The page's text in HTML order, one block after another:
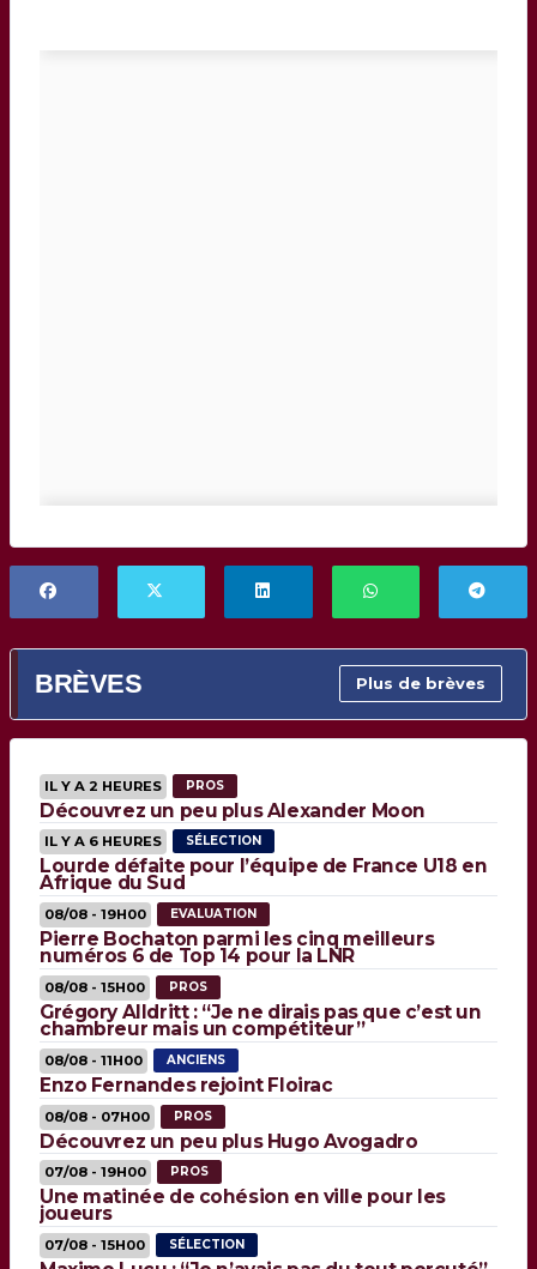
BRÈVES Plus de brèves
IL Y A 2 HEURES PROS
Découvrez un peu plus Alexander Moon
IL Y A 6 HEURES SÉLECTION
Lourde défaite pour l’équipe de France U18 en
Afrique du Sud
08/08 - 19H00 EVALUATION
Pierre Bochaton parmi les cinq meilleurs
numéros 6 de Top 14 pour la LNR
08/08 - 15H00 PROS
Grégory Alldritt : “Je ne dirais pas que c’est un
chambreur mais un compétiteur”
08/08 - 11H00 ANCIENS
Enzo Fernandes rejoint Floirac
08/08 - 07H00 PROS
Découvrez un peu plus Hugo Avogadro
07/08 - 19H00 PROS
Une matinée de cohésion en ville pour les
joueurs
07/08 - 15H00 SÉLECTION